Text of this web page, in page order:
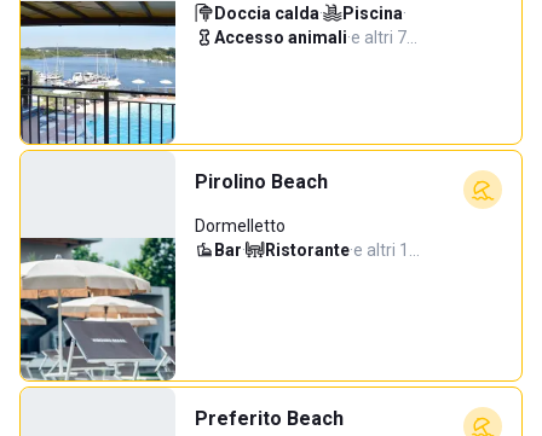
Doccia calda· Piscina·
Accesso animali·e altri 7…
Pirolino Beach
Dormelletto
Bar· Ristorante·e altri 1…
Preferito Beach